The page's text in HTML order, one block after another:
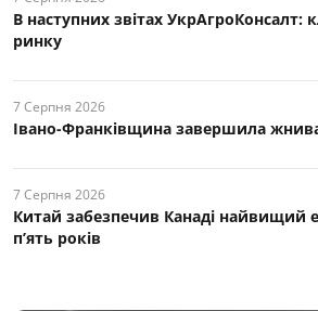
В наступних звітах УкрАгроКонсалт:
ринку
7 Серпня 2026
Івано-Франківщина завершила
7 Серпня 2026
Китай забезпечив Канаді найвищий
п’ять років